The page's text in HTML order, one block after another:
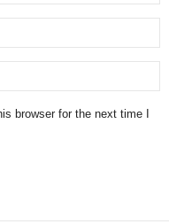
browser for the next time I